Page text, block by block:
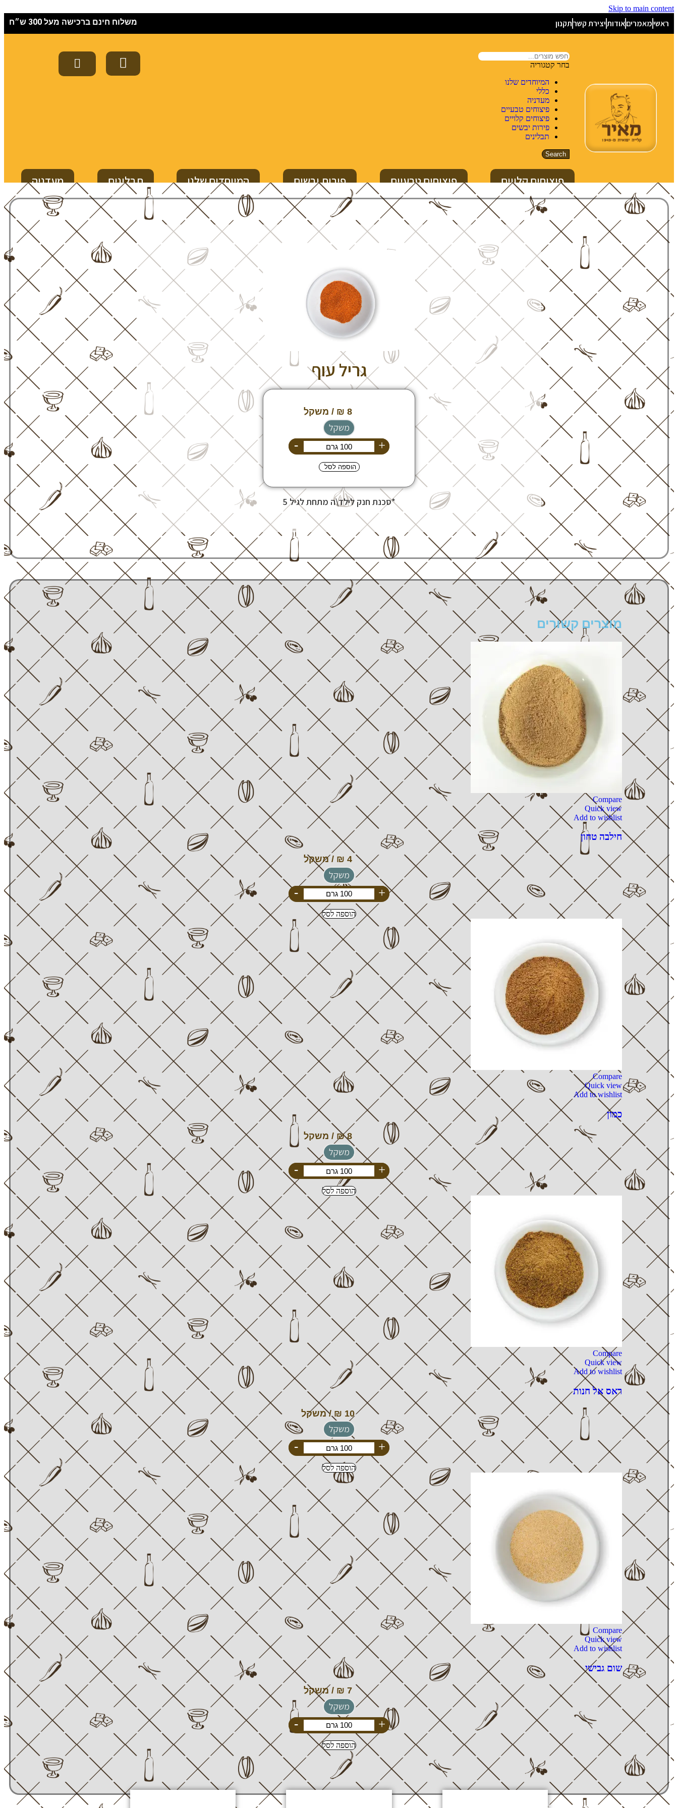
Skip to main content
ראשימאמריםאודותיצירת קשרתקנון משלוח חינם ברכישה מעל 300 ש״ח
בחר קטגוריה
המיוחדים שלנו
כללי
מעדניה
פיצוחים טבעיים
פיצוחים קלויים
פירות יבשים
תבלינים
Search
פיצוחים קלויים פיצוחים טבעיים פירות יבשים המיוחדים שלנו תבלינים מעדניה
גריל עוף
משקל
+
-
הוספה לסל
*סכנת חנק לילד\ה מתחת לגיל 5
מוצרים קשורים
Compare
Quick view
Add to wishlist
חילבה טחון
משקל
+
-
הוספה לסל
Compare
Quick view
Add to wishlist
כמון
משקל
+
-
הוספה לסל
Compare
Quick view
Add to wishlist
ראס אל חנות
משקל
+
-
הוספה לסל
Compare
Quick view
Add to wishlist
שום גבישי
משקל
+
-
הוספה לסל